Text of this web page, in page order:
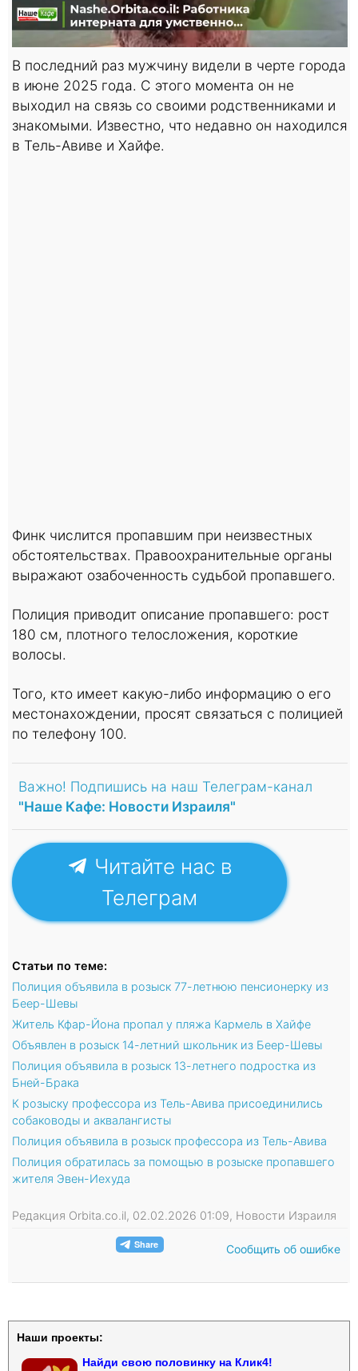
В последний раз мужчину видели в черте города
в июне 2025 года. С этого момента он не
выходил на связь со своими родственниками и
знакомыми. Известно, что недавно он находился
в Тель-Авиве и Хайфе.
Финк числится пропавшим при неизвестных
обстоятельствах. Правоохранительные органы
выражают озабоченность судьбой пропавшего.
Полиция приводит описание пропавшего: рост
180 см, плотного телосложения, короткие
волосы.
Того, кто имеет какую-либо информацию о его
местонахождении, просят связаться с полицией
по телефону 100.
Важно! Подпишись на наш Телеграм-канал
"Наше Кафе: Новости Израиля"
Читайте нас в
Телеграм
Статьи по теме:
Полиция объявила в розыск 77-летнюю пенсионерку из
Беер-Шевы
Житель Кфар-Йона пропал у пляжа Кармель в Хайфе
Объявлен в розыск 14-летний школьник из Беер-Шевы
Полиция объявила в розыск 13-летнего подростка из
Бней-Брака
К розыску профессора из Тель-Авива присоединились
собаководы и аквалангисты
Полиция объявила в розыск профессора из Тель-Авива
Полиция обратилась за помощью в розыске пропавшего
жителя Эвен-Иехуда
Редакция Orbita.co.il, 02.02.2026 01:09, Новости Израиля
Сообщить об ошибке
Наши проекты:
Найди свою половинку на Клик4!